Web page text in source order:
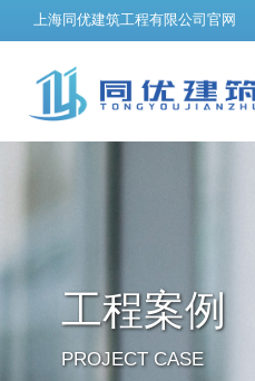
上海同优建筑工程有限公司官网
工程案例
PROJECT CASE